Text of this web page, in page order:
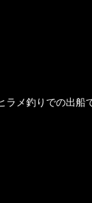
ラメ釣りでの出